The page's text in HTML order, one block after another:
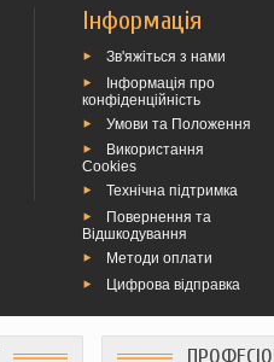
Інформація
Зв'яжіться з нами
Інформація про
конфіденційність
Умови та Положення
Використання
Cookies
Технічна підтримка
Повернення та
Відшкодування
Методи оплати
Цифрова відправка